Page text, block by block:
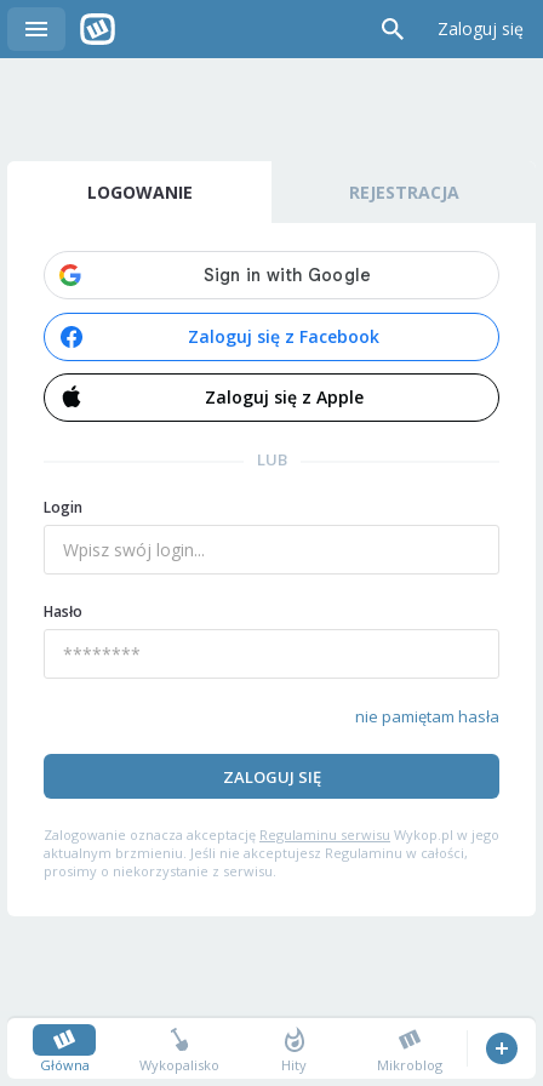
Zaloguj się
LOGOWANIE REJESTRACJA
Zaloguj się z Facebook
Zaloguj się z Apple
LUB
Login
Hasło
nie pamiętam hasła
ZALOGUJ SIĘ
Zalogowanie oznacza akceptację Regulaminu serwisu Wykop.pl w jego
aktualnym brzmieniu. Jeśli nie akceptujesz Regulaminu w całości,
prosimy o niekorzystanie z serwisu.
Główna Wykopalisko Hity Mikroblog